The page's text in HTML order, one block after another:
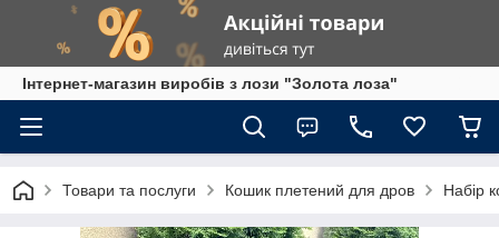
Інтернет-магазин виробів з лози "Золота лоза"
Товари та послуги Кошик плетений для дров Набір